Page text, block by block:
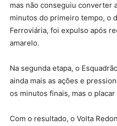
mas não conseguiu converter
minutos do primeiro tempo, o
Ferroviária, foi expulso após
amarelo.
Na segunda etapa, o
ainda mais as ações e
os minutos finais, mas o
Com o resultado, o Volta